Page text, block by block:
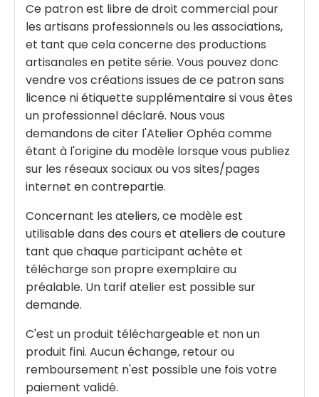
Ce patron est libre de droit commercial pour
les artisans professionnels ou les associations,
et tant que cela concerne des productions
artisanales en petite série. Vous pouvez donc
vendre vos créations issues de ce patron sans
licence ni étiquette supplémentaire si vous êtes
un professionnel déclaré. Nous vous
demandons de citer l'Atelier Ophéa comme
étant à l'origine du modèle lorsque vous publiez
sur les réseaux sociaux ou vos sites/pages
internet en contrepartie.
Concernant les ateliers, ce modèle est
utilisable dans des cours et ateliers de couture
tant que chaque participant achète et
télécharge son propre exemplaire au
préalable. Un tarif atelier est possible sur
demande.
C'est un produit téléchargeable et non un
produit fini. Aucun échange, retour ou
remboursement n'est possible une fois votre
paiement validé.